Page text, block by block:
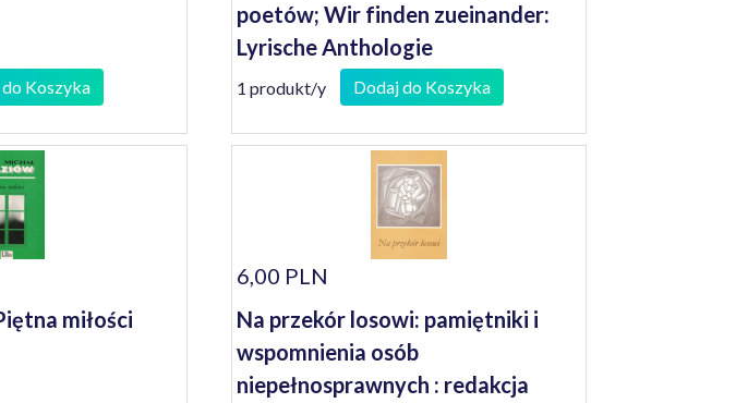
Koszyka
poetów; Wir finden zueinander:
Lyrische Anthologie
1 produkt/y Dodaj do Koszyka
miłości
6,00 PLN
Na przekór losowi: pamiętniki i
wspomnienia osób
niepełnosprawnych : redakcja